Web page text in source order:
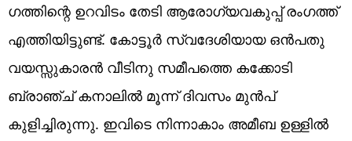
ഗത്തിന്റെ ഉറവിടം തേടി ആരോഗ്യവകുപ്പ് രം​ഗത്ത്
എത്തിയിട്ടുണ്ട്. കോട്ടൂർ സ്വദേശിയായ ഒൻപതു
വയസ്സുകാരൻ വീടിനു സമീപത്തെ കക്കോടി
ബ്രാഞ്ച് കനാലിൽ മൂന്ന് ദിവസം മുൻപ്
കുളിച്ചിരുന്നു. ഇവിടെ നിന്നാകാം അമീബ ഉള്ളിൽ